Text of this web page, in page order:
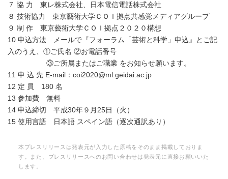
７ 協 ⼒ 東レ株式会社、⽇本電信電話株式会社
８ 技術協⼒ 東京藝術⼤学ＣＯＩ拠点共感覚メディアグループ
９ 制 作 東京藝術⼤学ＣＯＩ拠点２０２０構想
10 申込⽅法 メールで『フォーラム「芸術と科学」申込』とご記
⼊のうえ、①ご⽒名 ②お電話番号
③ご所属またはご職業 をお知らせ願います。
11 申 込 先 E-mail：coi2020@ml.geidai.ac.jp
12 定 員 180 名
13 参加費 無料
14 申込締切 平成30年９⽉25⽇（⽕）
15 使⽤⾔語 ⽇本語 スペイン語（逐次通訳あり）
本プレスリリースは発表元が入力した原稿をそのまま掲載しておりま
す。また、プレスリリースへのお問い合わせは発表元に直接お願いいた
します。